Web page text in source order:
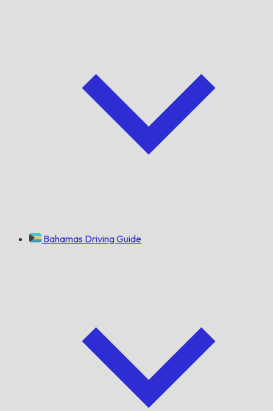
Bahamas Driving Guide